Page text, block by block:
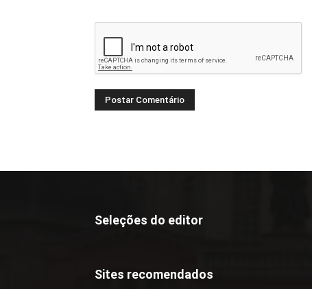
Seleções do editor
Sites recomendados